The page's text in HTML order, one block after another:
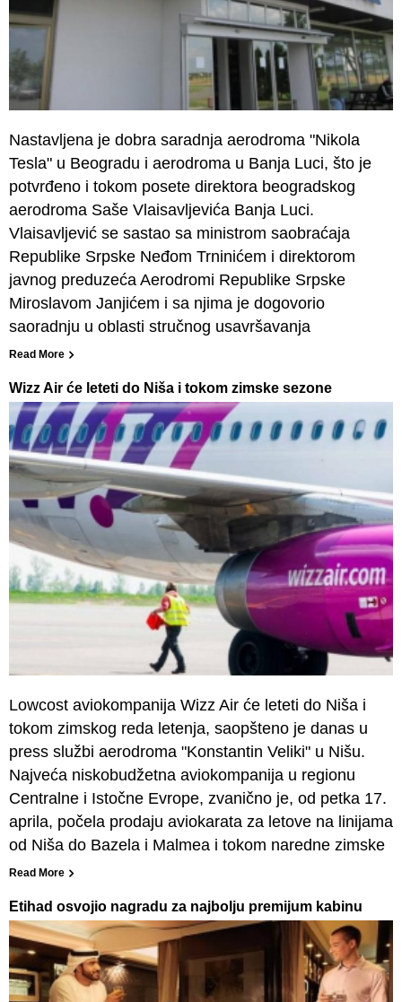
Nastavljena je dobra saradnja aerodroma "Nikola
Tesla" u Beogradu i aerodroma u Banja Luci, što je
potvrđeno i tokom posete direktora beogradskog
aerodroma Saše Vlaisavljevića Banja Luci.
Vlaisavljević se sastao sa ministrom saobraćaja
Republike Srpske Neđom Trninićem i direktorom
javnog preduzeća Aerodromi Republike Srpske
Miroslavom Janjićem i sa njima je dogovorio
saoradnju u oblasti stručnog usavršavanja
Read More
Wizz Air će leteti do Niša i tokom zimske sezone
Lowcost aviokompanija Wizz Air će leteti do Niša i
tokom zimskog reda letenja, saopšteno je danas u
press službi aerodroma "Konstantin Veliki" u Nišu.
Najveća niskobudžetna aviokompanija u regionu
Centralne i Istočne Evrope, zvanično je, od petka 17.
aprila, počela prodaju aviokarata za letove na linijama
od Niša do Bazela i Malmea i tokom naredne zimske
Read More
Etihad osvojio nagradu za najbolju premijum kabinu